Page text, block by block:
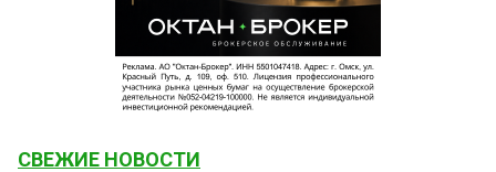
СВЕЖИЕ НОВОСТИ